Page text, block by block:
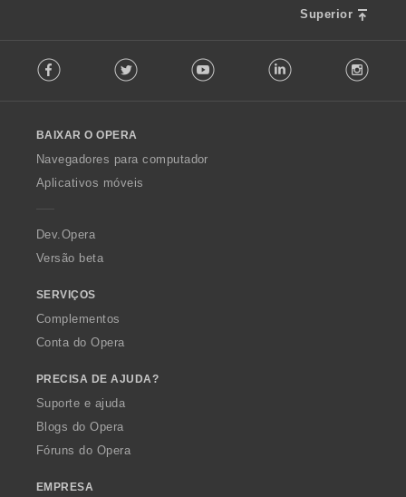
Superior
o
w
O
p
a
Facebook Twitter Youtube LinkedIn
BAIXAR O OPERA
Navegadores para computador
Aplicativos móveis
Dev.Opera
Versão beta
SERVIÇOS
Complementos
Conta do Opera
PRECISA DE AJUDA?
Suporte e ajuda
Blogs do Opera
Fóruns do Opera
EMPRESA